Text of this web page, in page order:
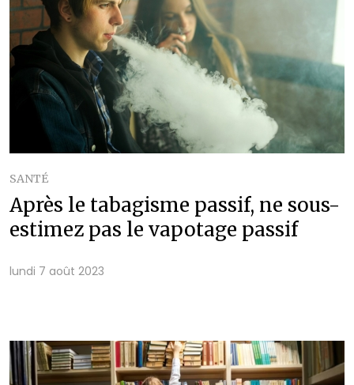
SANTÉ
Après le tabagisme passif, ne sous-
estimez pas le vapotage passif
lundi 7 août 2023